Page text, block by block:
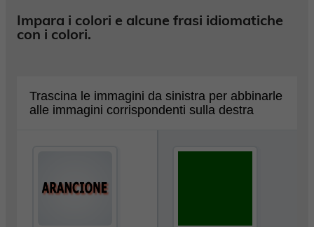
Impara i colori e alcune frasi idiomatiche
con i colori.